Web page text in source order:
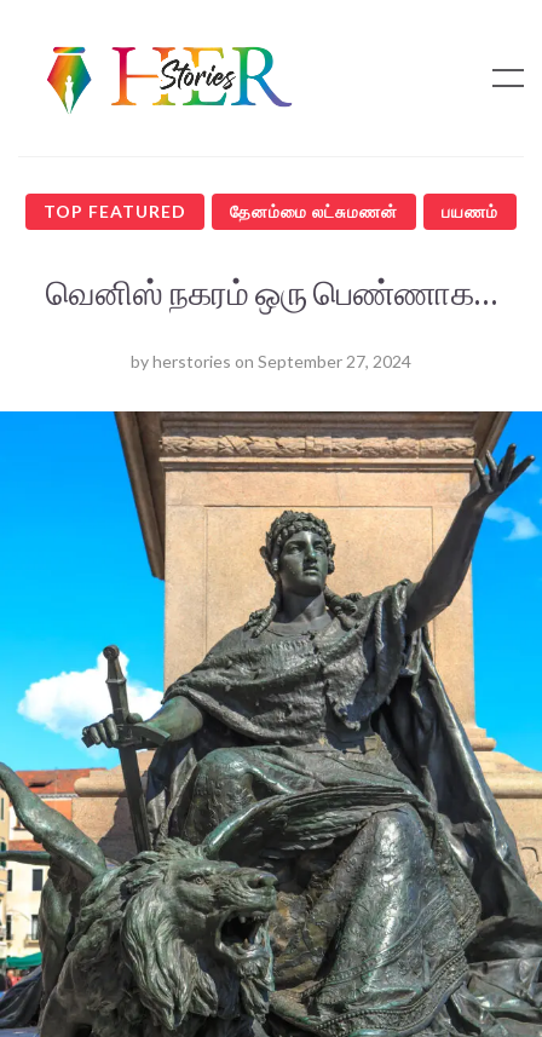
TOP FEATURED தேனம்மை லட்சுமணன் பயணம்
வெனிஸ் நகரம் ஒரு பெண்ணாக…
byherstories on September 27, 2024